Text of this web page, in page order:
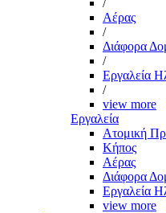
/
Αέρας
/
Διάφορα
/
Εργαλεία
/
view more
Εργαλεία
Aτομική
Kήπος
Αέρας
Διάφορα
Εργαλεία
view more